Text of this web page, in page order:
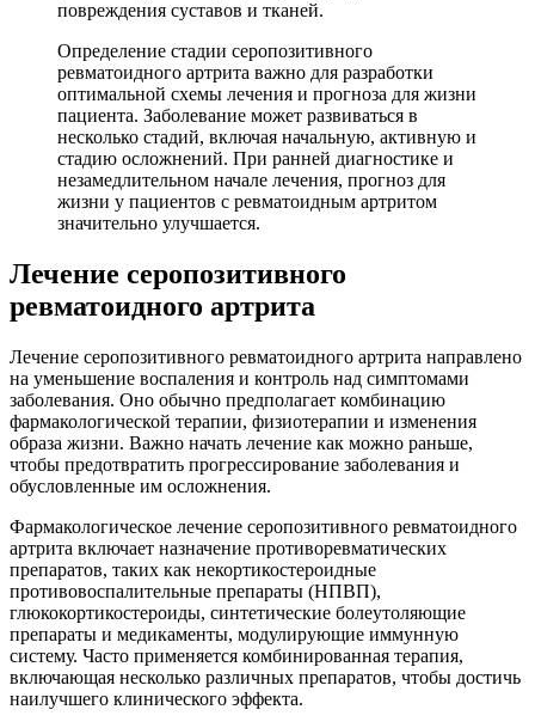
повреждения суставов и тканей.
Определение стадии серопозитивного
ревматоидного артрита важно для разработки
оптимальной схемы лечения и прогноза для жизни
пациента. Заболевание может развиваться в
несколько стадий, включая начальную, активную и
стадию осложнений. При ранней диагностике и
незамедлительном начале лечения, прогноз для
жизни у пациентов с ревматоидным артритом
значительно улучшается.
Лечение серопозитивного
ревматоидного артрита
Лечение серопозитивного ревматоидного артрита направлено
на уменьшение воспаления и контроль над симптомами
заболевания. Оно обычно предполагает комбинацию
фармакологической терапии, физиотерапии и изменения
образа жизни. Важно начать лечение как можно раньше,
чтобы предотвратить прогрессирование заболевания и
обусловленные им осложнения.
Фармакологическое лечение серопозитивного ревматоидного
артрита включает назначение противоревматических
препаратов, таких как некортикостероидные
противовоспалительные препараты (НПВП),
глюкокортикостероиды, синтетические болеутоляющие
препараты и медикаменты, модулирующие иммунную
систему. Часто применяется комбинированная терапия,
включающая несколько различных препаратов, чтобы достичь
наилучшего клинического эффекта.